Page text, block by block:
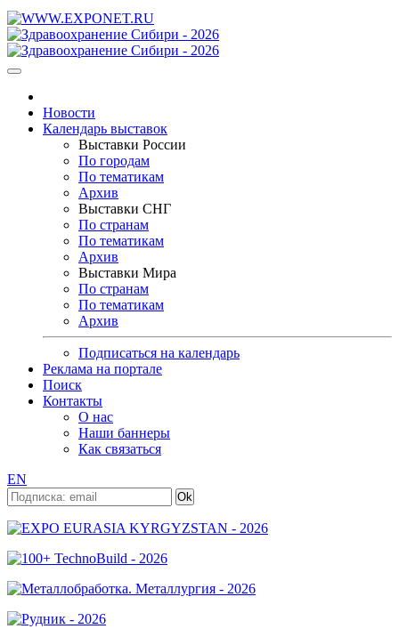
Новости
Календарь выставок
Выставки России
По городам
По тематикам
Архив
Выставки СНГ
По странам
По тематикам
Архив
Выставки Мира
По странам
По тематикам
Архив
Подписаться на календарь
Реклама на портале
Поиск
Контакты
О нас
Наши баннеры
Как связаться
EN